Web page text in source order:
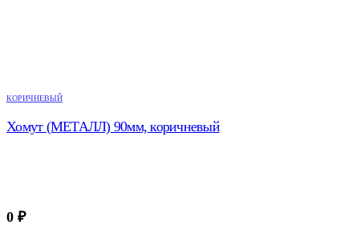
КОРИЧНЕВЫЙ
Хомут (МЕТАЛЛ) 90мм, коричневый
0 ₽